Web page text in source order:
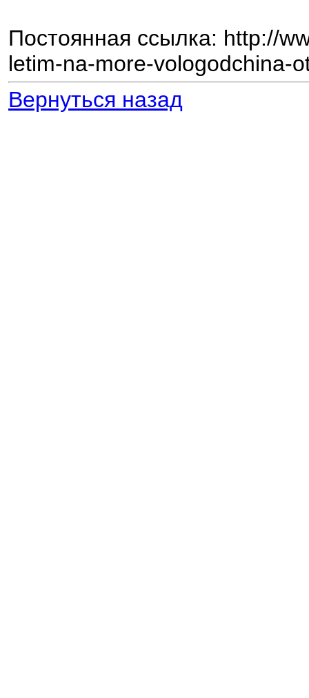
Постоянная ссылка: http://
letim-na-more-vologodchina-
Вернуться назад